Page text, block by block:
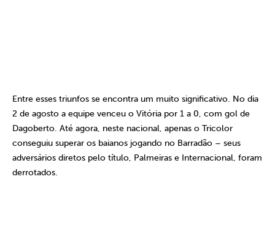
Entre esses triunfos se encontra um muito significativo. No dia
2 de agosto a equipe venceu o Vitória por 1 a 0, com gol de
Dagoberto. Até agora, neste nacional, apenas o Tricolor
conseguiu superar os baianos jogando no Barradão – seus
adversários diretos pelo título, Palmeiras e Internacional, foram
derrotados.